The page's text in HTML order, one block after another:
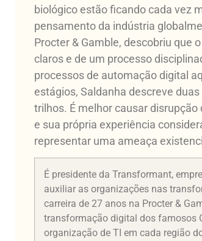
biológico estão ficando cada vez
pensamento da indústria
Procter & Gamble, descobriu que
claros e de um processo
processos de automação digital
estágios, Saldanha descreve
trilhos. É melhor causar
e sua própria experiência
representar uma ameaça
É presidente da Transformant,
auxiliar as organizações nas
carreira de 27 anos na Procter &
transformação digital dos famosos
organização de TI em cada região